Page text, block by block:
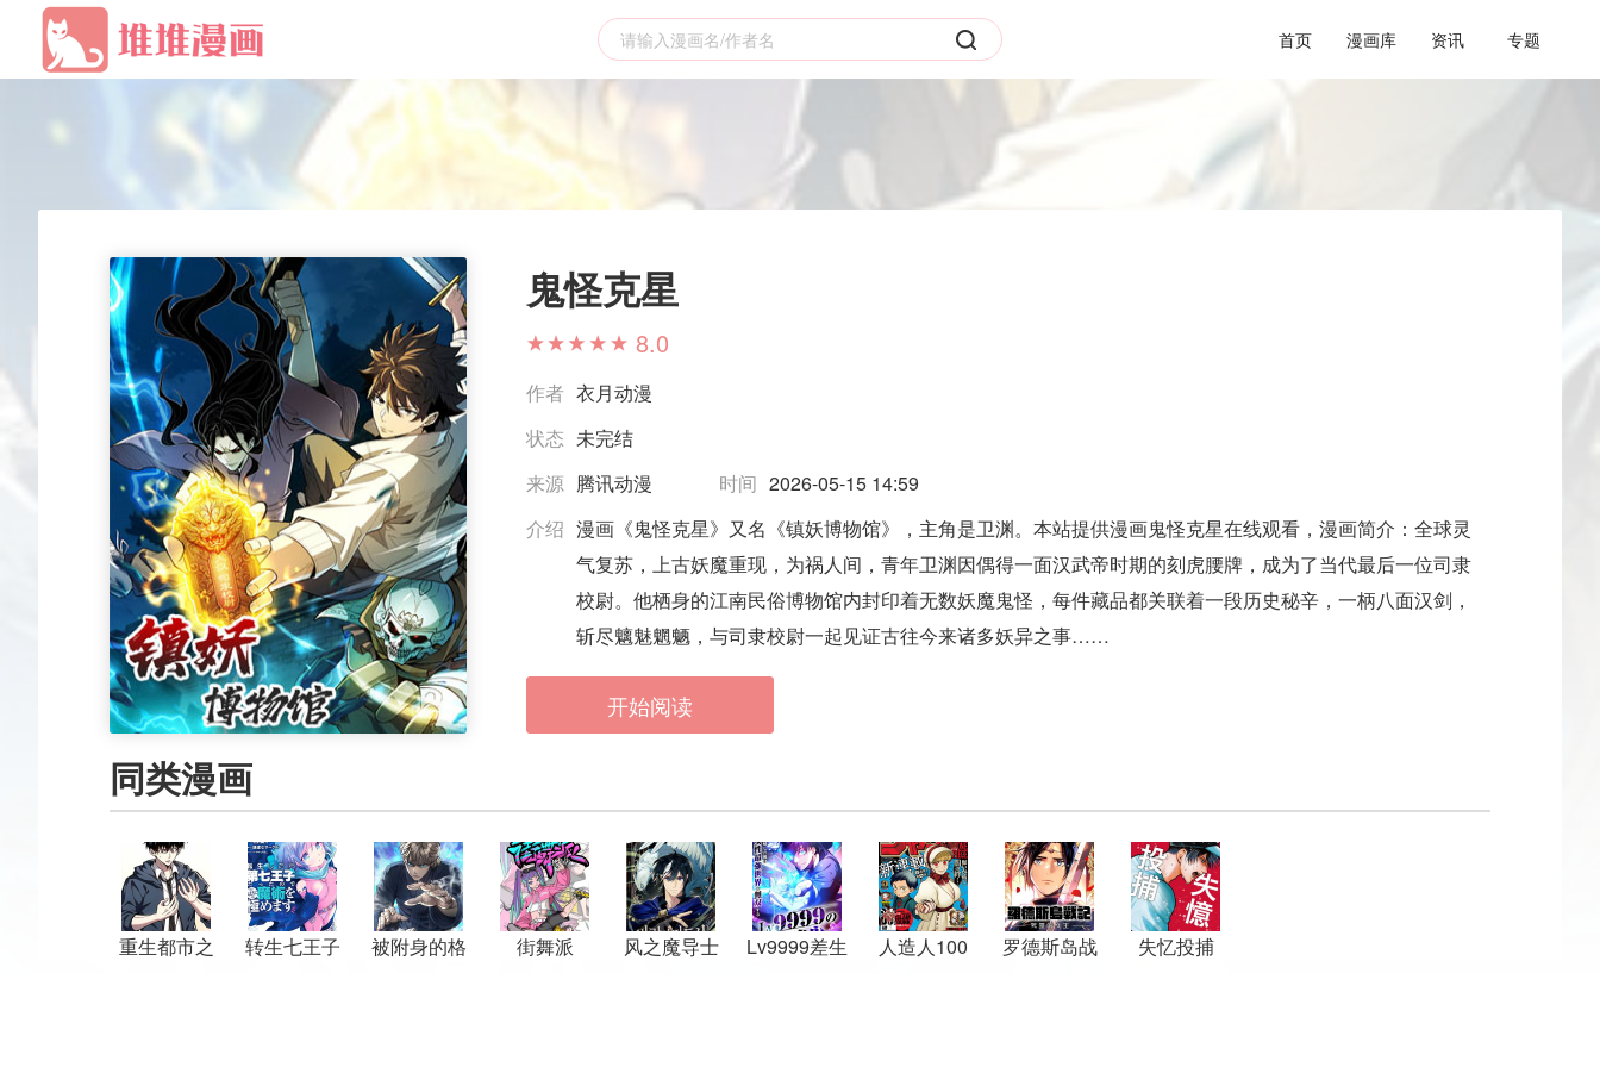
首页 漫画库 资讯 专题
鬼怪克星
8.0
作者 衣月动漫
状态 未完结
来源 腾讯动漫 时间 2026-05-15 14:59
介绍 漫画《鬼怪克星》又名《镇妖博物馆》，主角是卫渊。本站提供漫画鬼怪克星在线观看，漫画简介：全球灵
气复苏，上古妖魔重现，为祸人间，青年卫渊因偶得一面汉武帝时期的刻虎腰牌，成为了当代最后一位司隶
校尉。他栖身的江南民俗博物馆内封印着无数妖魔鬼怪，每件藏品都关联着一段历史秘辛，一柄八面汉剑，
斩尽魑魅魍魉，与司隶校尉一起见证古往今来诸多妖异之事……
开始阅读
同类漫画
重生都市之
转生七王子
被附身的格
街舞派 风之魔导士
Lv9999差生
人造人100
罗德斯岛战
失忆投捕